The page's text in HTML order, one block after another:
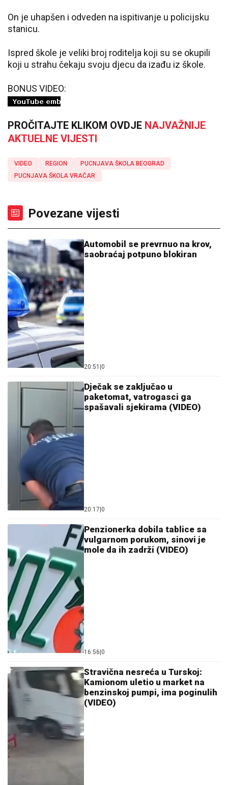
On je uhapšen i odveden na ispitivanje u policijsku
stanicu.
Ispred škole je veliki broj roditelja koji su se okupili
koji u strahu čekaju svoju djecu da izađu iz škole.
BONUS VIDEO:
PROČITAJTE KLIKOM OVDJE NAJVAŽNIJE
AKTUELNE VIJESTI
VIDEO REGION
PUCNJAVA ŠKOLA BEOGRAD
PUCNJAVA ŠKOLA VRAČAR
Povezane vijesti
Automobil se prevrnuo na krov,
saobraćaj potpuno blokiran
20:51 |0
Dječak se zaključao u
paketomat, vatrogasci ga
spašavali sjekirama (VIDEO)
20:17|0
Penzionerka dobila tablice sa
vulgarnom porukom, sinovi je
mole da ih zadrži (VIDEO)
16:56|0
Stravična nesreća u Turskoj:
Kamionom uletio u market na
benzinskoj pumpi, ima poginulih
(VIDEO)